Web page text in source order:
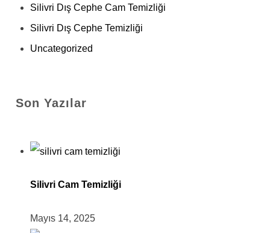
Silivri Dış Cephe Cam Temizliği
Silivri Dış Cephe Temizliği
Uncategorized
Son Yazılar
Silivri Cam Temizliği
Mayıs 14, 2025